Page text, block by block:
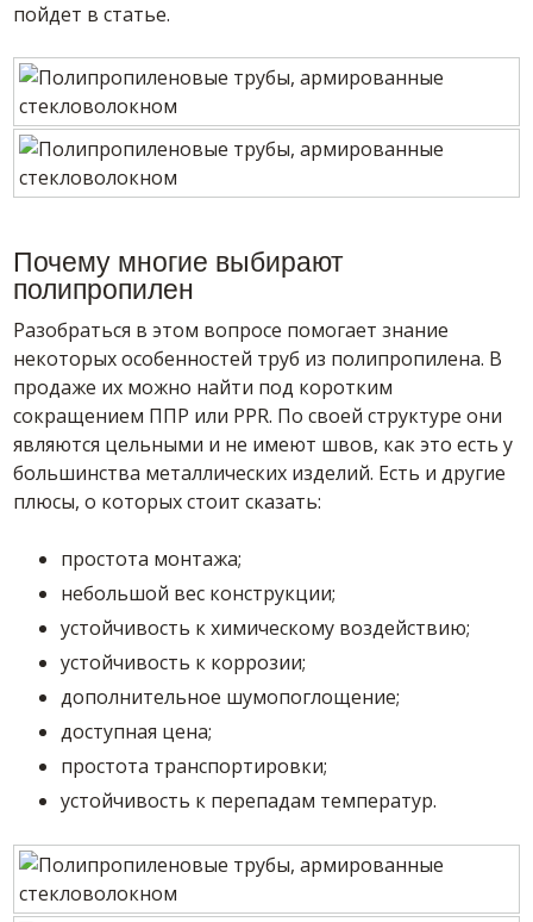
пойдет в статье.
Почему многие выбирают
полипропилен
Разобраться в этом вопросе помогает знание
некоторых особенностей труб из полипропилена. В
продаже их можно найти под коротким
сокращением ППР или PPR. По своей структуре они
являются цельными и не имеют швов, как это есть у
большинства металлических изделий. Есть и другие
плюсы, о которых стоит сказать:
простота монтажа;
небольшой вес конструкции;
устойчивость к химическому воздействию;
устойчивость к коррозии;
дополнительное шумопоглощение;
доступная цена;
простота транспортировки;
устойчивость к перепадам температур.